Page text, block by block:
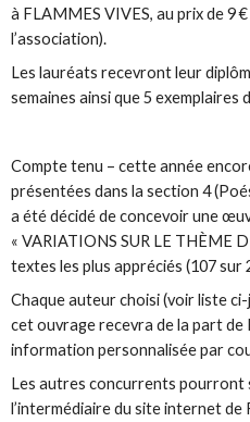
à FLAMMES VIVES, au prix de 9
l’association).
Les lauréats recevront leur
semaines ainsi que 5 exemplaires
Compte tenu – cette année
présentées dans la section 4
a été décidé de concevoir une
« VARIATIONS SUR LE THÈME
textes les plus appréciés (107
Chaque auteur choisi (voir liste
cet ouvrage recevra de la part de
information personnalisée par
Les autres concurrents pourront
l’intermédiaire du site internet de